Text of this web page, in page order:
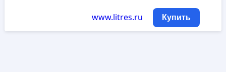
www.litres.ru Купить